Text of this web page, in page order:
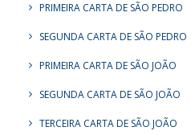
PRIMEIRA CARTA DE SÃO PEDRO
SEGUNDA CARTA DE SÃO PEDRO
PRIMEIRA CARTA DE SÃO JOÃO
SEGUNDA CARTA DE SÃO JOÃO
TERCEIRA CARTA DE SÃO JOÃO